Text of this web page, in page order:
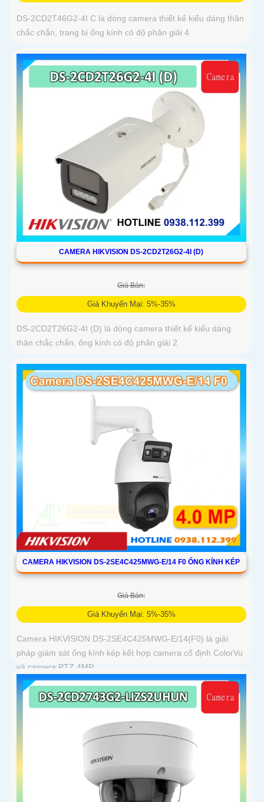
DS-2CD2T46G2-4I C là dòng camera thiết kế kiểu dáng thân
chắc chắn, trang bị ống kính có độ phân giải 4
CAMERA HIKVISION DS-2CD2T26G2-4I (D)
Giá Bán:
Giá Khuyến Mại: 5%-35%
DS-2CD2T26G2-4I (D) là dòng camera thiết kế kiểu dáng
thân chắc chắn, ống kính có độ phân giải 2
CAMERA HIKVISION DS-2SE4C425MWG-E/14 F0 ỐNG KÍNH KÉP
Giá Bán:
Giá Khuyến Mại: 5%-35%
Camera HIKVISION DS-2SE4C425MWG-E/14(F0) là giải
pháp giám sát ống kính kép kết hợp camera cố định ColorVu
và camera PTZ 4MP